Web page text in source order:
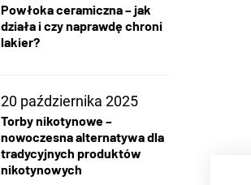
Powłoka ceramiczna – jak
działa i czy naprawdę chroni
lakier?
20 października 2025
Torby nikotynowe –
nowoczesna alternatywa dla
tradycyjnych produktów
nikotynowych